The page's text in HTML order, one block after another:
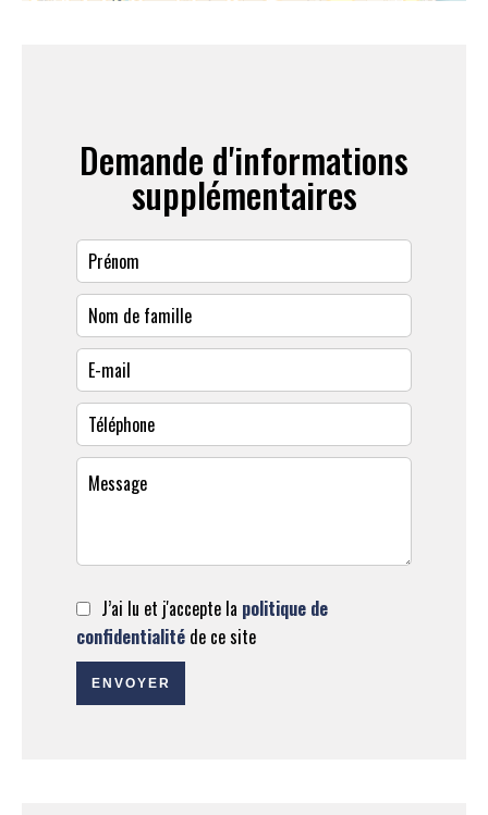
Demande d'informations
supplémentaires
J’ai lu et j'accepte la politique de
confidentialité de ce site
ENVOYER